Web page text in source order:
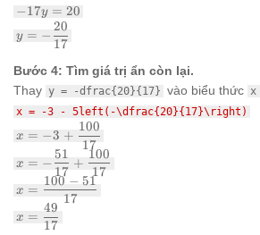
2y
11
11
+ 9
-17y
20
−17y = 20
\dfrac{20}
y = −
17
20
Bước 4: Tìm giá trị ẩn còn lại.
Thay y = -dfrac{20}{17} vào biểu thức x
x = -3 - 5left(-\dfrac{20}{17}\right)
x = -3 +
\dfrac{100}
{17}
x = −3 +
17
100
\dfrac{51}
{17} +
\dfrac{100}
{17}
x = −
17
51
+
17
100
\dfrac{100
- 51}{17}
x =
17
100 − 51
\dfrac{49}
x =
17
49